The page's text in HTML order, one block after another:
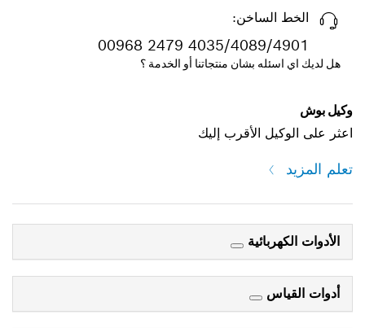
الخط الساخن:
00968 2479 4035/4089/4901
هل لديك اي اسئله بشان منتجاتنا أو الخدمة ؟
وكيل بوش
اعثر على الوكيل الأقرب إليك
تعلم المزيد
الأدوات الكهربائية
أدوات القياس